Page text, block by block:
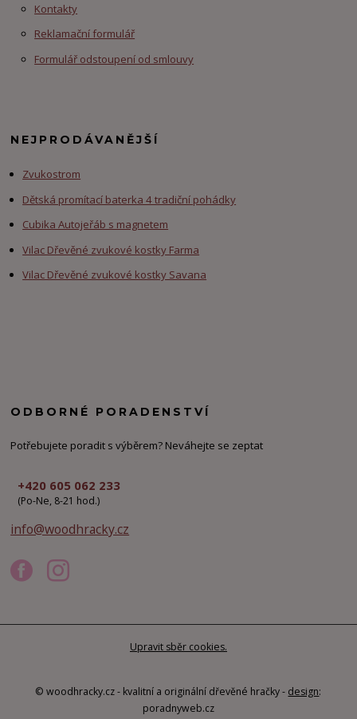
Kontakty
Reklamační formulář
Formulář odstoupení od smlouvy
NEJPRODÁVANĚJŠÍ
Zvukostrom
Dětská promítací baterka 4 tradiční pohádky
Cubika Autojeřáb s magnetem
Vilac Dřevěné zvukové kostky Farma
Vilac Dřevěné zvukové kostky Savana
ODBORNÉ PORADENSTVÍ
Potřebujete poradit s výběrem? Neváhejte se zeptat
+420 605 062 233
(Po-Ne, 8-21 hod.)
info@woodhracky.cz
Upravit sběr cookies.
© woodhracky.cz - kvalitní a originální dřevěné hračky - design:
poradnyweb.cz